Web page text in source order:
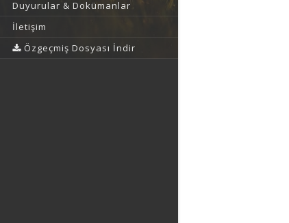
Duyurular & Dokümanlar
İletişim
Özgeçmiş Dosyası İndir